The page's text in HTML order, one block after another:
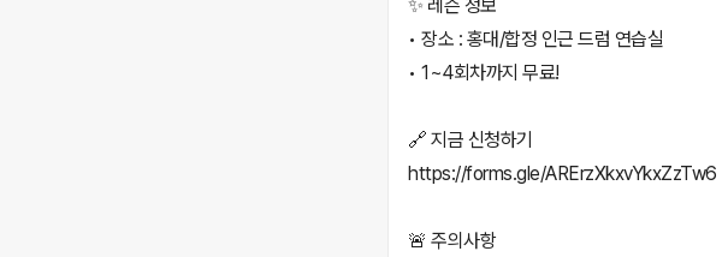
✨ 레슨 정보
• 장소 : 홍대/합정 인근 드럼 연습실
• 1~4회차까지 무료!
🔗 지금 신청하기
https://forms.gle/ARErzXkxvYkxZzTw6
🚨 주의사항